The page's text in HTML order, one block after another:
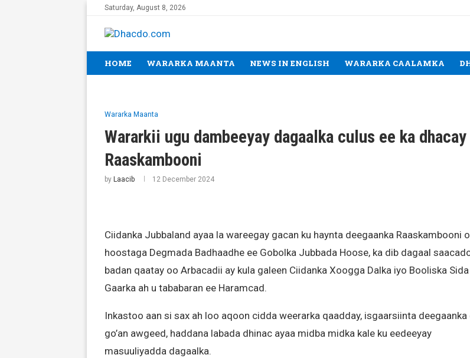
Saturday, August 8, 2026
HOME WARARKA MAANTA NEWS IN ENGLISH WARARKA CAALAMKA
Wararka Maanta
Wararkii ugu dambeeyay dagaalka culus ee ka dhacay
Raaskambooni
by Laacib 12 December 2024
Ciidanka Jubbaland ayaa la wareegay gacan ku haynta deegaanka Raaskambooni
hoostaga Degmada Badhaadhe ee Gobolka Jubbada Hoose, ka dib dagaal
badan qaatay oo Arbacadii ay kula galeen Ciidanka Xoogga Dalka iyo Booliska Sida
Gaarka ah u tababaran ee Haramcad.
Inkastoo aan si sax ah loo aqoon cidda weerarka qaadday, isgaarsiinta deegaanka
go’an awgeed, haddana labada dhinac ayaa midba midka kale ku eedeeyay
masuuliyadda dagaalka.